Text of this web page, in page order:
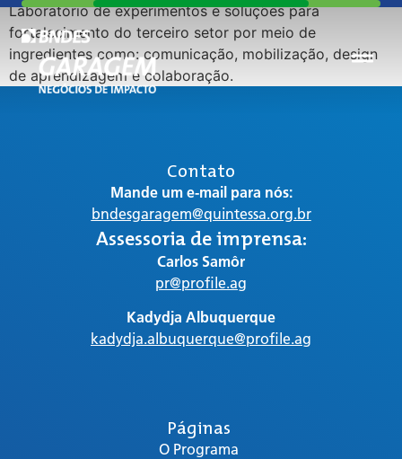
Laboratório de experimentos e soluções para
fortalecimento do terceiro setor por meio de
ingredientes como: comunicação, mobilização, design
de aprendizagem e colaboração.
Páginas
O Programa
Contato
Mande um e-mail para nós:
bndesgaragem@quintessa.org.br
Assessoria de imprensa:
Carlos Samôr
pr@profile.ag
Kadydja Albuquerque
kadydja.albuquerque@profile.ag